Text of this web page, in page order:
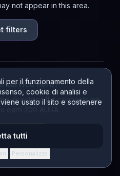
per il funzionamento della
cookie di analisi e
usato il sito e sostenere
tutti
· Personalizza
not appear in this area.
filters
service here?
directory! If it connects on
earn 200 AURA.
a service